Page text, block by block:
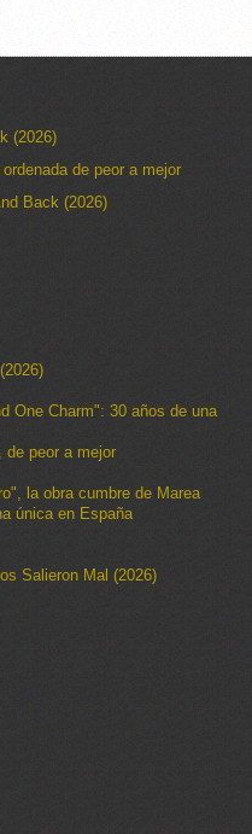
(2026)
de peor a mejor
Back (2026)
One Charm": 30 años de una
peor a mejor
la obra cumbre de Marea
única en España
Salieron Mal (2026)